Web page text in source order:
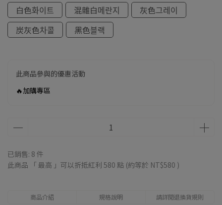
白色화이트
混雜白메란지
灰色그레이
炭灰色차콜
黑色블랙
此商品參與的優惠活動
🔥加購專區
已銷售: 8 件
此商品 「 最高 」可以折抵紅利 580 點 (約等於 NT$580 )
商品介紹 規格說明 請詳閱退換貨規則